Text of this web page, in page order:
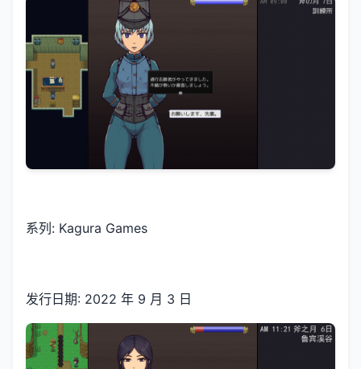
系列: Kagura Games
发行日期: 2022 年 9 月 3 日